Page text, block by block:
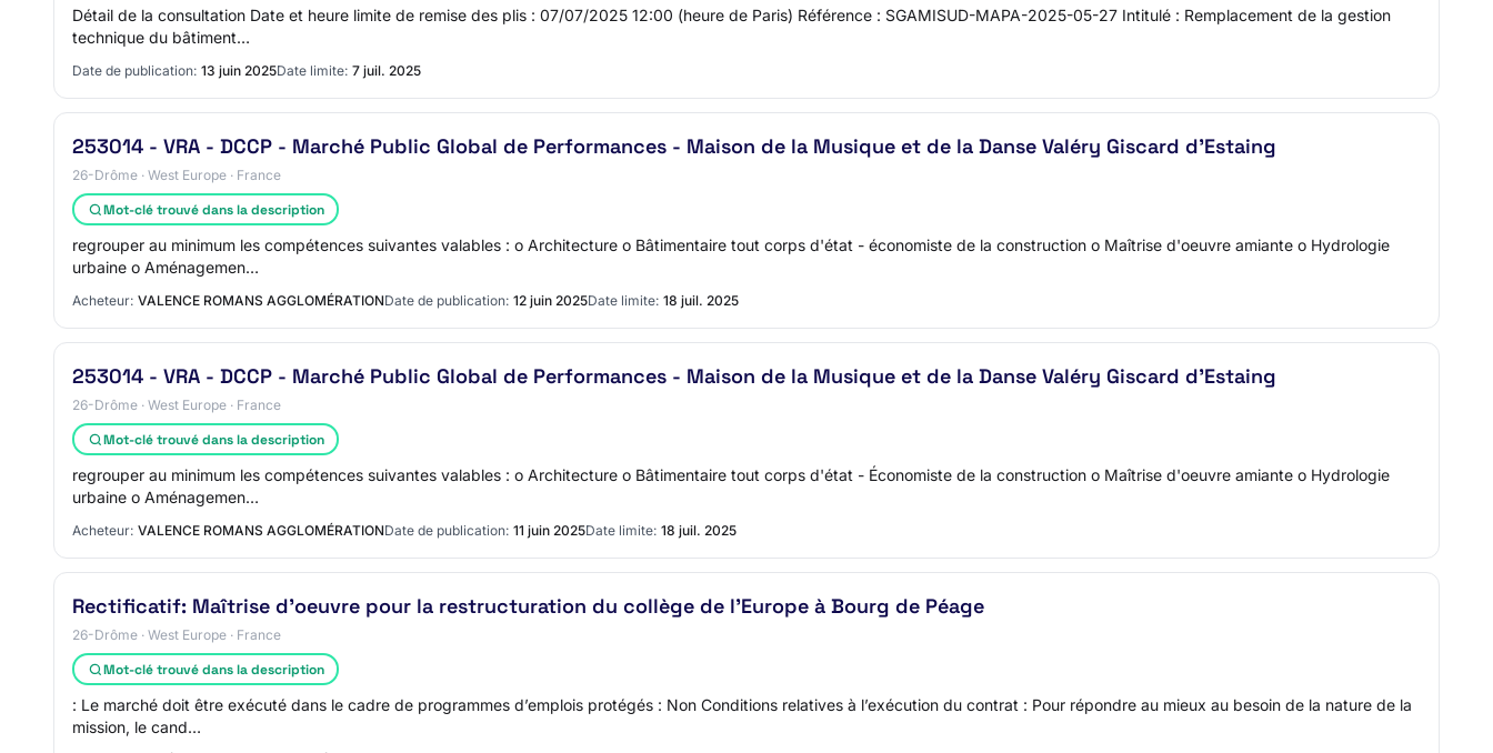
Détail de la consultation Date et heure limite de remise des plis : 07/07/2025 12:00 (heure de Paris) Référence : SGAMISUD-MAPA-2025-05-27 Intitulé : Remplacement de la gestion
technique du bâtiment…
Date de publication: 13 juin 2025Date limite: 7 juil. 2025
253014 - VRA - DCCP - Marché Public Global de Performances - Maison de la Musique et de la Danse Valéry Giscard d'Estaing
26-Drôme · West Europe · France
Mot-clé trouvé dans la description
regrouper au minimum les compétences suivantes valables : o Architecture o Bâtimentaire tout corps d'état - économiste de la construction o Maîtrise d'oeuvre amiante o Hydrologie
urbaine o Aménagemen…
Acheteur: VALENCE ROMANS AGGLOMÉRATIONDate de publication: 12 juin 2025Date limite: 18 juil. 2025
253014 - VRA - DCCP - Marché Public Global de Performances - Maison de la Musique et de la Danse Valéry Giscard d'Estaing
26-Drôme · West Europe · France
Mot-clé trouvé dans la description
regrouper au minimum les compétences suivantes valables : o Architecture o Bâtimentaire tout corps d'état - Économiste de la construction o Maîtrise d'oeuvre amiante o Hydrologie
urbaine o Aménagemen…
Acheteur: VALENCE ROMANS AGGLOMÉRATIONDate de publication: 11 juin 2025Date limite: 18 juil. 2025
Rectificatif: Maîtrise d'oeuvre pour la restructuration du collège de l'Europe à Bourg de Péage
26-Drôme · West Europe · France
Mot-clé trouvé dans la description
: Le marché doit être exécuté dans le cadre de programmes d’emplois protégés : Non Conditions relatives à l’exécution du contrat : Pour répondre au mieux au besoin de la nature de la
mission, le cand…